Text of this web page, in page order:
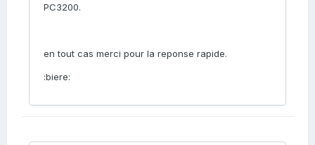
PC3200.
en tout cas merci pour la reponse rapide.
:biere: